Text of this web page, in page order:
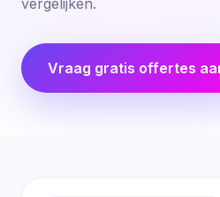
vergelijken.
Vraag gratis offertes